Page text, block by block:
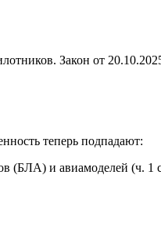
Закон от
теперь подпадают:
(БЛА) и авиамоделей (ч. 1